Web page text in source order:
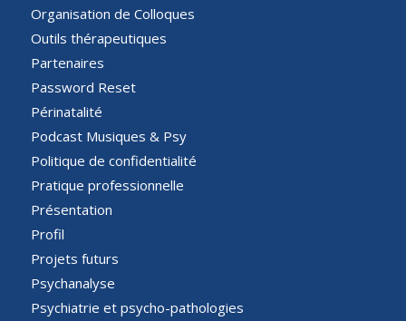
Organisation de Colloques
Outils thérapeutiques
Partenaires
Password Reset
Périnatalité
Podcast Musiques & Psy
Politique de confidentialité
Pratique professionnelle
Présentation
Profil
Projets futurs
Psychanalyse
Psychiatrie et psycho-pathologies